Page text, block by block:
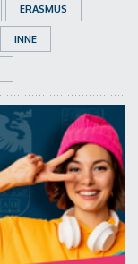
ERASMUS
INNE